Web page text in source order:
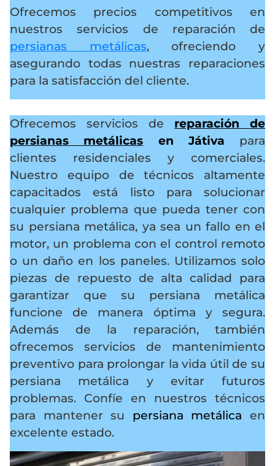
Ofrecemos precios competitivos en
nuestros servicios de reparación de
persianas metálicas, ofreciendo y
asegurando todas nuestras reparaciones
para la satisfacción del cliente.
Ofrecemos servicios de reparación de
persianas metálicas en Játiva para
clientes residenciales y comerciales.
Nuestro equipo de técnicos altamente
capacitados está listo para solucionar
cualquier problema que pueda tener con
su persiana metálica, ya sea un fallo en el
motor, un problema con el control remoto
o un daño en los paneles. Utilizamos solo
piezas de repuesto de alta calidad para
garantizar que su persiana metálica
funcione de manera óptima y segura.
Además de la reparación, también
ofrecemos servicios de mantenimiento
preventivo para prolongar la vida útil de su
persiana metálica y evitar futuros
problemas. Confíe en nuestros técnicos
para mantener su persiana metálica en
excelente estado.